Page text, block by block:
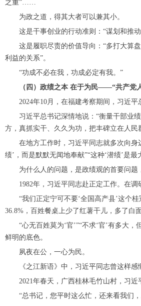
之重”……
为政之道，得其大者可以兼其小。
这是干事创业的行动准则：“谋划和推动
这是履职尽责的价值导向：“多打大算盘
利益的关系”。
“功成不必在我，功成必定有我。”
（四）政绩之本 在于为民——“共产党人
2024年10月，在福建考察期间，习近平
习近平总书记深情地说：“衡量干部业绩
方，真抓实干、久久为功，把丰碑立在人民
在地方工作时，习近平同志就多次向身
绩’，而是默默无闻地奉献”“这种‘潜绩’是
为什么人的问题，是政绩观的首要问题
1982年，习近平同志赴正定工作。在调
“我们正定宁可不要‘全国高产县’这个桂
36.8%，百姓餐桌上少了红薯干儿，多了白面
“心无百姓莫为‘官’”“不求‘官’有多大，
鲜明的底色。
夙夜在公，一心为民。
《之江新语》中，习近平同志曾这样感
2021年春天，广西桂林毛竹山村，习近
“总书记，您平时这么忙，还来看我们，